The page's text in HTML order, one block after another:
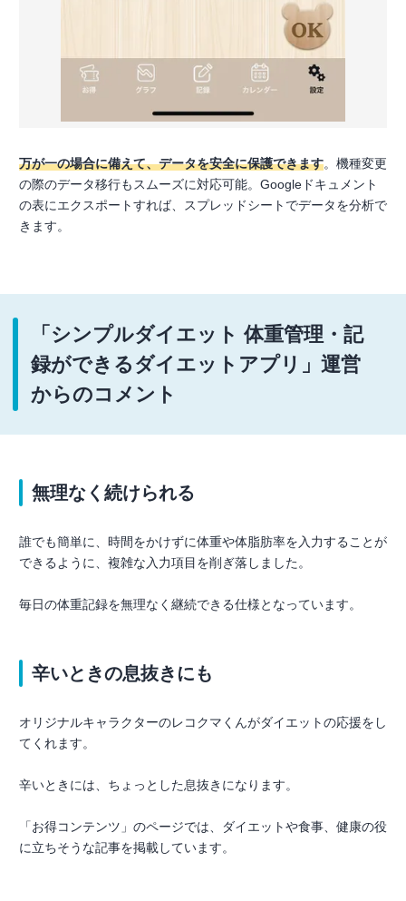
万が一の場合に備えて、データを安全に保護できます。機種変更
の際のデータ移行もスムーズに対応可能。Googleドキュメント
の表にエクスポートすれば、スプレッドシートでデータを分析で
きます。
「シンプルダイエット 体重管理・記
録ができるダイエットアプリ」運営
からのコメント
無理なく続けられる
誰でも簡単に、時間をかけずに体重や体脂肪率を入力することが
できるように、複雑な入力項目を削ぎ落しました。
毎日の体重記録を無理なく継続できる仕様となっています。
辛いときの息抜きにも
オリジナルキャラクターのレコクマくんがダイエットの応援をし
てくれます。
辛いときには、ちょっとした息抜きになります。
「お得コンテンツ」のページでは、ダイエットや食事、健康の役
に立ちそうな記事を掲載しています。